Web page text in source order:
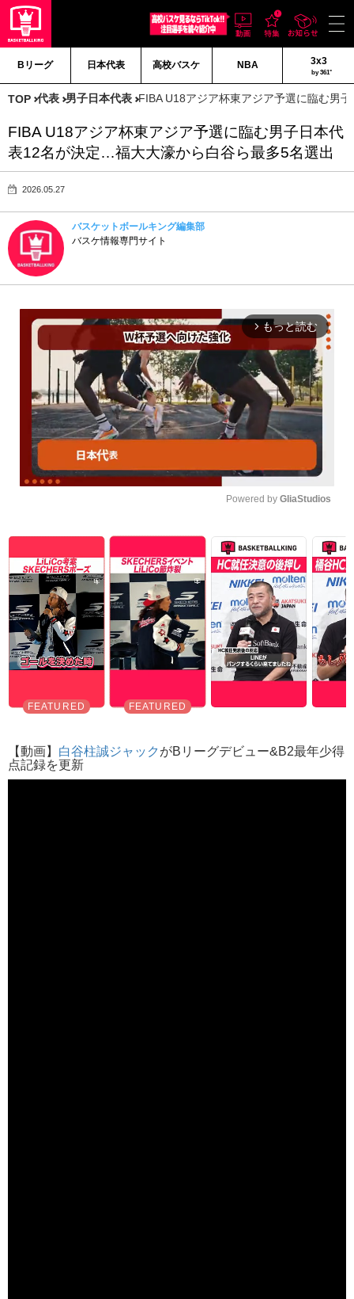
Bリーグ 日本代表 高校バスケ NBA 3x3
by 361°
TOP 代表 男子日本代表 FIBA U18アジア杯東アジア予選に臨む男
FIBA U18アジア杯東アジア予選に臨む男子日本代
表12名が決定…福大大濠から白谷ら最多5名選出
2026.05.27
バスケットボールキング編集部
バスケ情報専門サイト
arrow_forward_ios もっと読む
Powered by GliaStudios
【動画】 白谷柱誠ジャック がBリーグデビュー&B2最年少得
点記録を更新